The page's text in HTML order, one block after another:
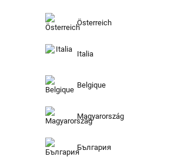
Österreich
Italia
Belgique
Magyarország
България